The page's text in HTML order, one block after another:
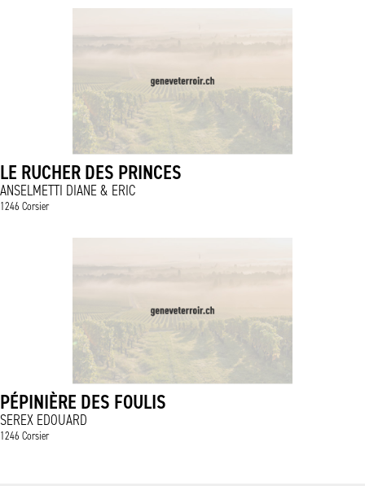
LE RUCHER DES PRINCES
ANSELMETTI DIANE & ERIC
1246 Corsier
PÉPINIÈRE DES FOULIS
SEREX EDOUARD
1246 Corsier